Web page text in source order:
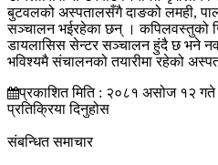
बुटवलको अस्पतालसँगै दाङको लमही,
सञ्चालन भईरहेका छन् । कपिलवस्तुको
डायलासिस सेन्टर सञ्चालन हुंदै छ भने
भविश्यमै संचालनको तयारीमा रहेको
प्रकाशित मिति : २०८१ असोज १२ गते
प्रतिक्रिया दिनुहोस
संबन्धित समाचार